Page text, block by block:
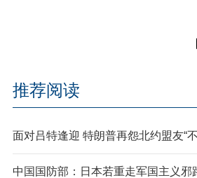
推荐阅读
面对吕特逢迎 特朗普再怨北约盟友“
中国国防部：日本若重走军国主义邪